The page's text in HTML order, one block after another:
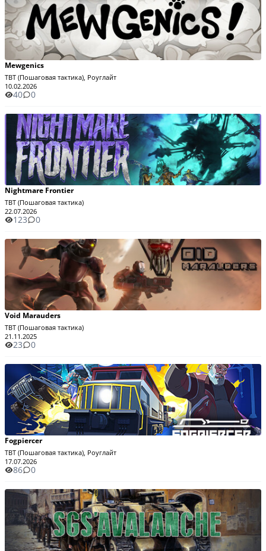
Mewgenics
TBT (Пошаговая тактика), Роуглайт
10.02.2026
40 0
Nightmare Frontier
TBT (Пошаговая тактика)
22.07.2026
123 0
Void Marauders
TBT (Пошаговая тактика)
21.11.2025
23 0
Fogpiercer
TBT (Пошаговая тактика), Роуглайт
17.07.2026
86 0